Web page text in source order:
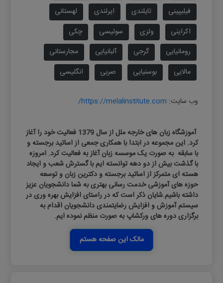
فیلیپینی
تایلندی ایرلندی
لهستانی
اکراینی
ولزی سوئیسی
چکی
رومانیایی
گرجی آلبانیایی
مجارستانی
مالایی
بوسنیایی صربی انگلیسی
وب سایت: https://melalinstitute.com/
آموزشگاه زبان های خارجه ملل از سال 1379 فعالیت خود را آغاز
کرد. این مجموعه در ابتدا با همکاری جمعی از اساتید برجسته و
با سابقه به صورت یک موسسه زبان آغاز به فعالیت کرد. امروزه
با گذشت بیش از دو دهه توانسته ایم با گسترش شعب و ایجاد
هسته ای متمرکز از اساتید برجسته و دکترین زبان و توسعه
حوزه های آموزشی خدمت رسانی بهتری به شما دانشجویان عزیز
داشته باشیم.شایان ذکر است که در راستای افزایش بهره وری در
سیستم آموزش و افزایش رضایتمندی دانشجویان اقدام به
برگزاری دوره های ورکشاپ به صورت منظم نموده ایم.
مالک این صفحه هستم